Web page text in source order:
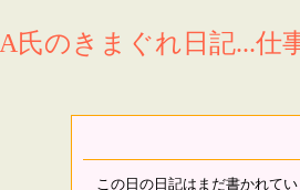
A氏のきまぐれ日記...仕
この日の日記はまだ書かれてい